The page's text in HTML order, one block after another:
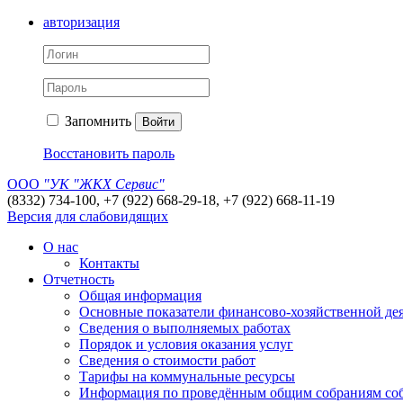
авторизация
Запомнить Войти
Восстановить пароль
ООО "УК "ЖКХ Сервис"
(8332) 734-100, +7 (922) 668-29-18, +7 (922) 668-11-19
Версия для слабовидящих
О нас
Контакты
Отчетность
Общая информация
Основные показатели финансово-хозяйственной
Сведения о выполняемых работах
Порядок и условия оказания услуг
Сведения о стоимости работ
Тарифы на коммунальные ресурсы
Информация по проведённым общим собраниям